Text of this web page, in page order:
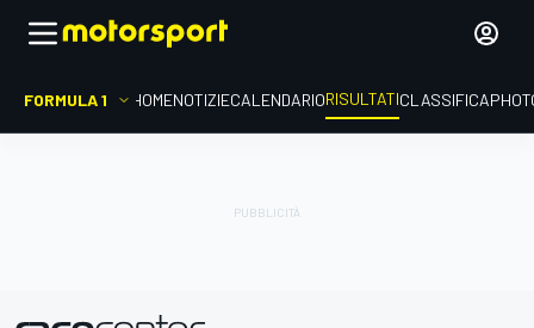
FORMULA 1 HOMENOTIZIECALENDARIORISULTATICLASSIFICA